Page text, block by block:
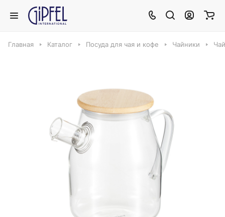
Главная Каталог Посуда для чая и кофе Чайники